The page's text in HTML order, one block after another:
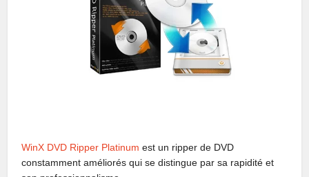
WinX DVD Ripper Platinum est un ripper de DVD
constamment améliorés qui se distingue par sa rapidité et